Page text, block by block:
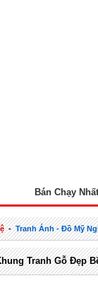
Bán Chạy Nhất
-Tranh Ảnh - Đồ Mỹ
Tranh Gỗ Đẹp